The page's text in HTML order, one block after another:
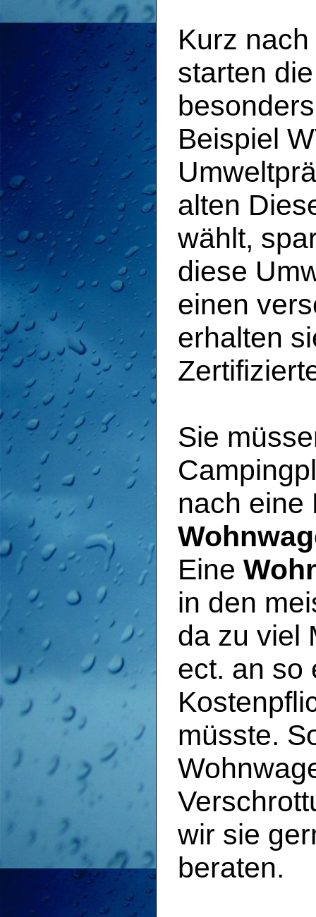
Kurz
starten
Beispiel
alten
wählt,
diese
einen
erhalten
Sie
nach eine
Eine
in den
da zu viel
ect. an so
müsste.
wir sie
beraten.